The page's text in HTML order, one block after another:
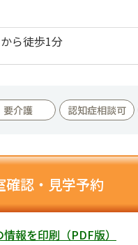
ら徒歩1分
要介護 認知症相談可
確認・見学予約
報を印刷（PDF版）